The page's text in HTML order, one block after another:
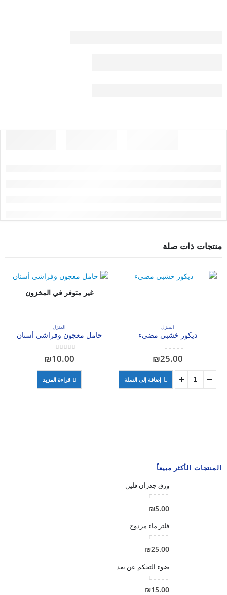
منتجات ذات صلة
المنزل
ديكور خشبي مضيء
0
out of 5
₪25.00
إضافة إلى السلة
غير متوفر في المخزون
المنزل
حامل معجون وفراشي أسنان
0
out of 5
₪10.00
قراءة المزيد
المنتجات الأكثر مبيعاً
ورق جدران فلين
₪5.00
فلتر ماء مزدوج
₪25.00
ضوء التحكم عن بعد
0
out of 5
₪15.00